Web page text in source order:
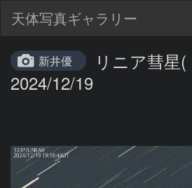
天体写真ギャラリー
新井優
リニア彗星(
2024/12/19